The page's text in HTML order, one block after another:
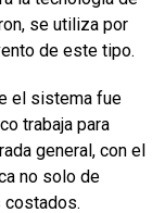
se utiliza por
de este tipo.
el sistema fue
trabaja para
general, con el
no solo de
costados.